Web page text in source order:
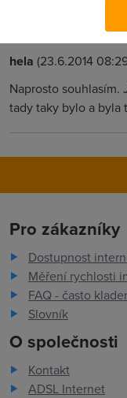
národ se necha sr*t
hela (23.6.2014
Naprosto souhlasím.
tady taky bylo a byla
Pro zákazníky
Dostupnost
Měření rychlosti
FAQ - často
Slovník
O společnosti
Kontakt
ADSL Internet